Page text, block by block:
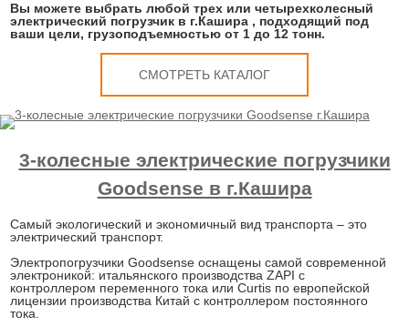
Вы можете выбрать любой трех или четырехколесный
электрический погрузчик в г.Кашира , подходящий под
ваши цели, грузоподъемностью от 1 до 12 тонн.
СМОТРЕТЬ КАТАЛОГ
3-колесные электрические погрузчики
Goodsense в г.Кашира
Самый экологический и экономичный вид транспорта – это
электрический транспорт.
Электропогрузчики Goodsense оснащены самой современной
электроникой: итальянского производства ZAPI с
контроллером переменного тока или Curtis по европейской
лицензии производства Китай с контроллером постоянного
тока.